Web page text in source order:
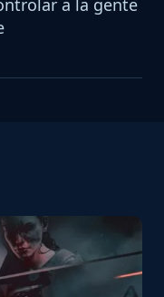
a la gente